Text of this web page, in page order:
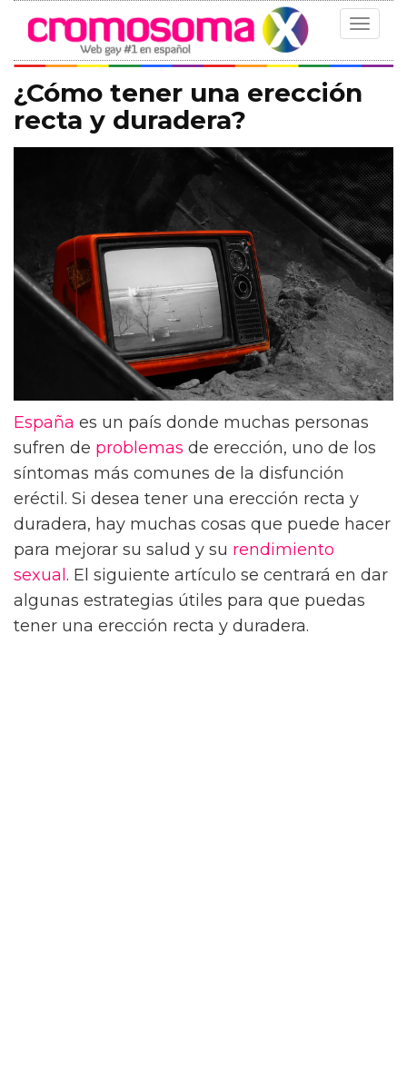
Toggle
¿Cómo tener una erección
recta y duradera?
España es un país donde muchas personas
sufren de problemas de erección, uno de los
síntomas más comunes de la disfunción
eréctil. Si desea tener una erección recta y
duradera, hay muchas cosas que puede hacer
para mejorar su salud y su rendimiento
sexual . El siguiente artículo se centrará en dar
algunas estrategias útiles para que puedas
tener una erección recta y duradera.